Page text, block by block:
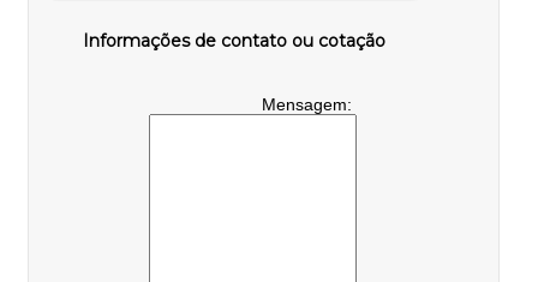
Informações de contato ou cotação
Mensagem: